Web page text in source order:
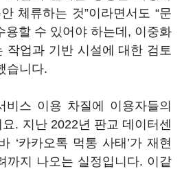
체류하는 것”이라면서도 “문
용할 수 있어야 하는데, 이중화
작업과 기반 시설에 대한 검토
습니다.
비스 이용 차질에 이용자들의
. 지난 2022년 판교 데이터센
‘카카오톡 먹통 사태’가 재현
까지 나오는 실정입니다. 이같